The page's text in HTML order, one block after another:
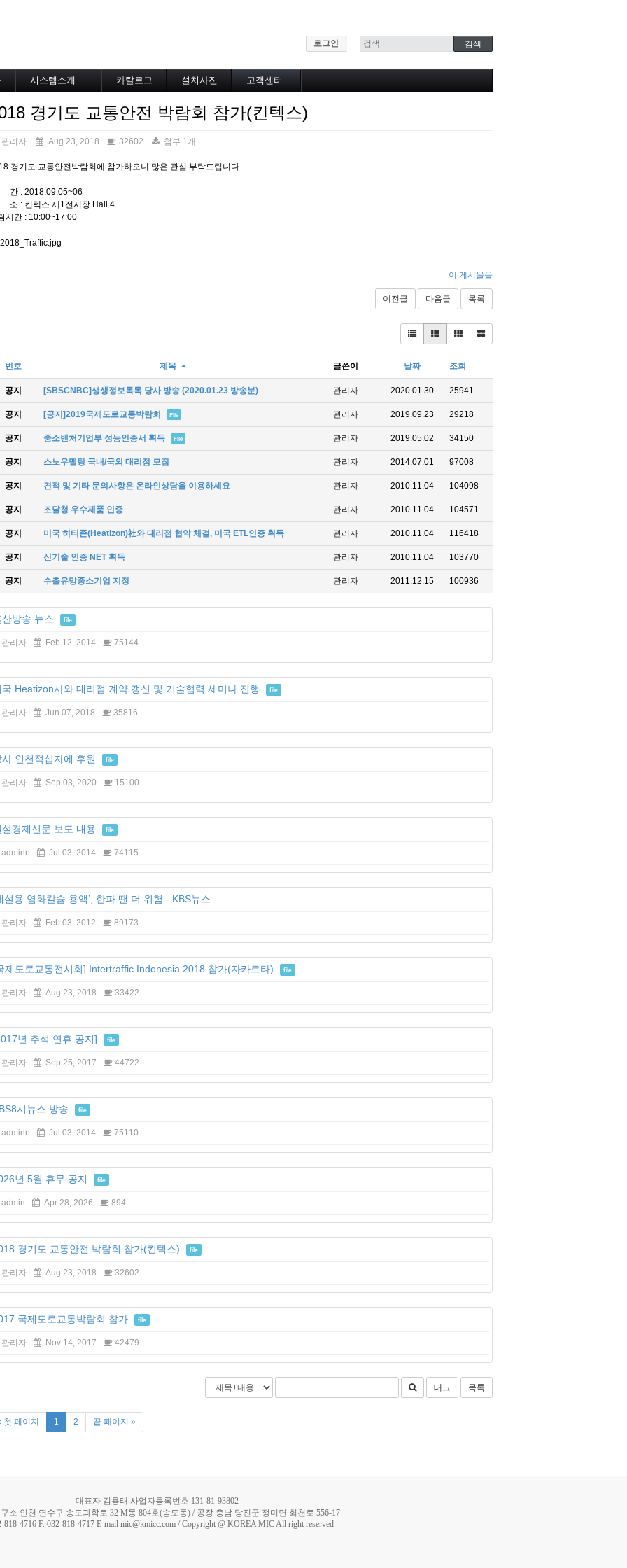
로그인
시스템소개
지붕융설시스템
동파방지
산업용히터
카탈로그 설치사진 고객센터
온라인상담
경기도 교통안전 박람회 참가(킨텍스)
관리자 Aug 23, 2018 32602 첨부 1개
경기도 교통안전박람회에 참가하오니 많은 관심 부탁드립니다.
: 2018.09.05~06
: 킨텍스 제1전시장 Hall 4
시간 : 10:00~17:00
이 게시물을
이전글 다음글 목록
번호 제목 글쓴이 날짜 조회
공지 [SBSCNBC]생생정보톡톡 당사 방송 (2020.01.23 방송분) 관리자 2020.01.30 25941
공지 [공지]2019국제도로교통박람회 File 관리자 2019.09.23 29218
공지 중소벤처기업부 성능인증서 획득 File 관리자 2019.05.02 34150
공지 스노우멜팅 국내/국외 대리점 모집 관리자 2014.07.01 97008
공지 견적 및 기타 문의사항은 온라인상담을 이용하세요 관리자 2010.11.04 104098
공지 조달청 우수제품 인증 관리자 2010.11.04 104571
공지 미국 히티존(Heatizon)社와 대리점 협약 체결, 미국 ETL인증 획득 관리자 2010.11.04 116418
공지 신기술 인증 NET 획득 관리자 2010.11.04 103770
공지 수출유망중소기업 지정 관리자 2011.12.15 100936
산방송 뉴스 file
관리자 Feb 12, 2014 75144
국 Heatizon사와 대리점 계약 갱신 및 기술협력 세미나 진행 file
관리자 Jun 07, 2018 35816
사 인천적십자에 후원 file
관리자 Sep 03, 2020 15100
설경제신문 보도 내용 file
adminn Jul 03, 2014 74115
설용 염화칼슘 용액’, 한파 땐 더 위험 - KBS뉴스
관리자 Feb 03, 2012 89173
제도로교통전시회] Intertraffic Indonesia 2018 참가(자카르타) file
관리자 Aug 23, 2018 33422
년 추석 연휴 공지] file
관리자 Sep 25, 2017 44722
시뉴스 방송 file
adminn Jul 03, 2014 75110
년 5월 휴무 공지 file
admin Apr 28, 2026 894
경기도 교통안전 박람회 참가(킨텍스) file
관리자 Aug 23, 2018 32602
국제도로교통박람회 참가 file
관리자 Nov 14, 2017 42479
태그 목록
첫 페이지 1 2 끝 페이지 »
대표자 김용태 사업자등록번호 131-81-93802
소 인천 연수구 송도과학로 32 M동 804호(송도동) / 공장 충남 당진군 정미면 회천로 556-17
818-4716 F. 032-818-4717 E-mail mic@kmicc.com / Copyright @ KOREA MIC All right reserved